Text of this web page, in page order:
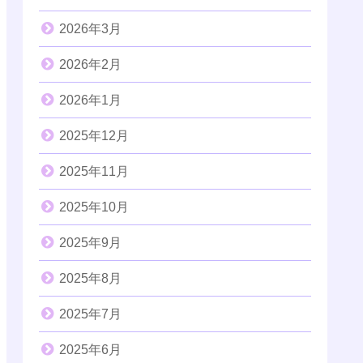
2026年3月
2026年2月
2026年1月
2025年12月
2025年11月
2025年10月
2025年9月
2025年8月
2025年7月
2025年6月